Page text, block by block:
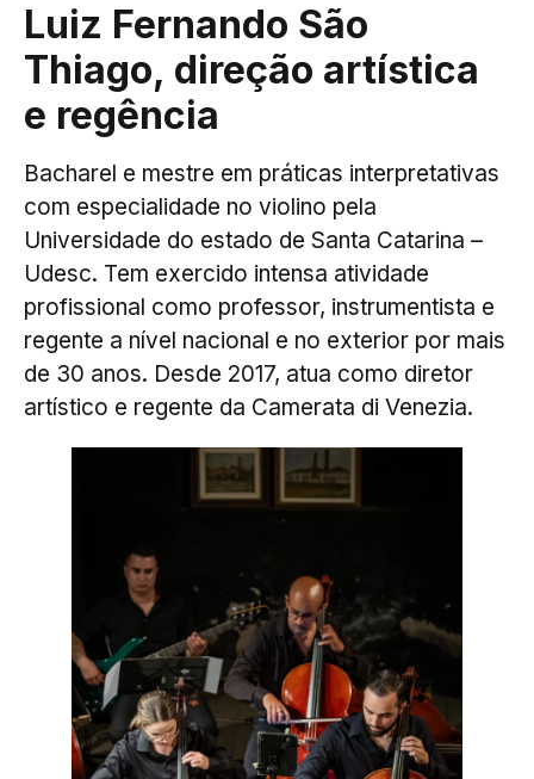
Luiz Fernando São
Thiago, direção artística
e regência
Bacharel e mestre em práticas interpretativas
com especialidade no violino pela
Universidade do estado de Santa Catarina –
Udesc. Tem exercido intensa atividade
profissional como professor, instrumentista e
regente a nível nacional e no exterior por mais
de 30 anos. Desde 2017, atua como diretor
artístico e regente da Camerata di Venezia.